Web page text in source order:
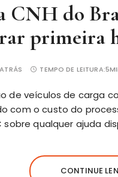
do
primeira
TEMPO DE LEITURA:
de veículos de carga
com o custo do
sobre qualquer ajuda
CONTINUE